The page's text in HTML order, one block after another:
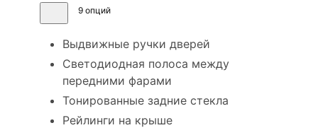
9 опций
Выдвижные ручки дверей
Светодиодная полоса между
передними фарами
Тонированные задние стекла
Рейлинги на крыше